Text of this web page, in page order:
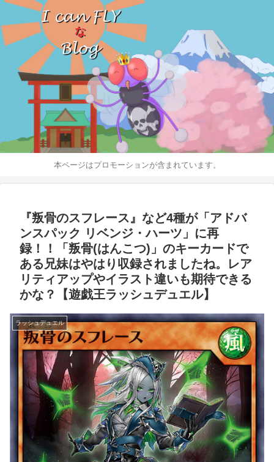
本ページはプロモーションが含まれています。
『叛骨のスフレース』など4種が「アドバ
ンスパック リベンジ・ハーツ」に再
録！！「叛骨(はんこつ)」のキーカードで
ある兄妹はやはり収録されましたね。レア
リティアップやイラスト違いも期待できる
かな？【遊戯王ラッシュデュエル】
ラッシュデュエル